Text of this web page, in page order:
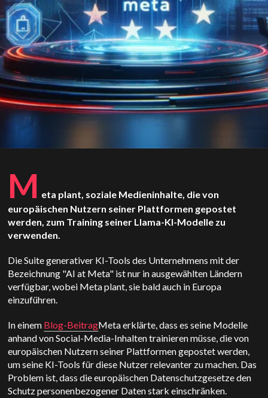
M eta plant, soziale Medieninhalte, die von
europäischen Nutzern seiner Plattformen gepostet
werden, zum Training seiner Llama-KI-Modelle zu
verwenden.
Die Suite generativer KI-Tools des Unternehmens mit der
Bezeichnung "AI at Meta" ist nur in ausgewählten Ländern
verfügbar, wobei Meta plant, sie bald auch in Europa
einzuführen.
In einem Blog-BeitragMeta erklärte, dass es seine Modelle
anhand von Social-Media-Inhalten trainieren müsse, die von
europäischen Nutzern seiner Plattformen gepostet werden,
um seine KI-Tools für diese Nutzer relevanter zu machen. Das
Problem ist, dass die europäischen Datenschutzgesetze den
Schutz personenbezogener Daten stark einschränken.